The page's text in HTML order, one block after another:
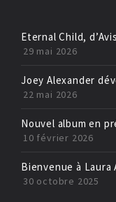
Eternal Child,
29 mai 2026
Joey Alexander
22 mai 2026
Nouvel album en
10 février 2026
Bienvenue à Laura
30 octobre 2025